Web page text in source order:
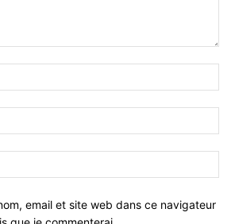
email et site web dans ce navigateur